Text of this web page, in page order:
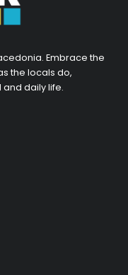
Embrace the
the locals do,
daily life.